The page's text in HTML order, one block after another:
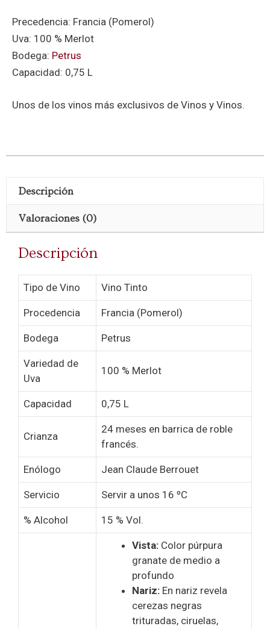
Precedencia: Francia (Pomerol)
Uva: 100 % Merlot
Bodega: Petrus
Capacidad: 0,75 L
Unos de los vinos más exclusivos de Vinos y Vinos.
Descripción
Valoraciones (0)
Descripción
Tipo de Vino Vino Tinto
Procedencia Francia (Pomerol)
Bodega Petrus
Variedad de
Uva
100 % Merlot
Capacidad 0,75 L
Crianza
24 meses en barrica de roble
francés.
Enólogo Jean Claude Berrouet
Servicio Servir a unos 16 ºC
% Alcohol 15 % Vol.
Vista: Color púrpura
granate de medio a
profundo
Nariz: En nariz revela
cerezas negras
trituradas, ciruelas,